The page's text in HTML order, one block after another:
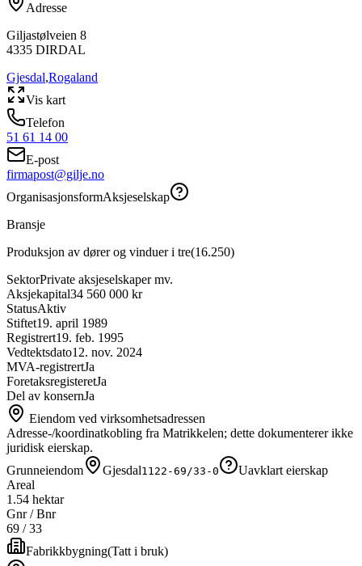
Adresse
Giljastølveien 8
4335 DIRDAL
Gjesdal,Rogaland
Vis kart
Telefon
51 61 14 00
E-post
firmapost@gilje.no
OrganisasjonsformAksjeselskap
Bransje
Produksjon av dører og vinduer i tre(16.250)
SektorPrivate aksjeselskaper mv.
Aksjekapital34 560 000 kr
StatusAktiv
Stiftet19. april 1989
Registrert19. feb. 1995
Vedtektsdato12. nov. 2024
MVA-registrertJa
ForetaksregisteretJa
Del av konsernJa
Eiendom ved virksomhetsadressen
Adresse-/koordinatkobling fra Matrikkelen; dette dokumenterer ikke
juridisk eierskap.
Grunneiendom
Gjesdal1122-69/33-0
Uavklart eierskap
Areal
1.54 hektar
Gnr / Bnr
69 /33
Fabrikkbygning(Tatt i bruk)